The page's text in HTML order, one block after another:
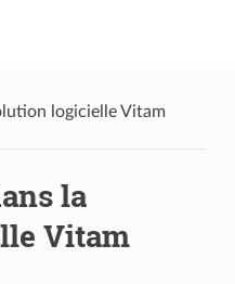
logicielle Vitam
la
Vitam